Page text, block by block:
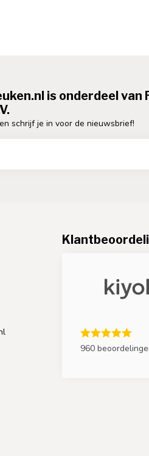
is onderdeel van
schrijf je in voor de nieuwsbrief!
960